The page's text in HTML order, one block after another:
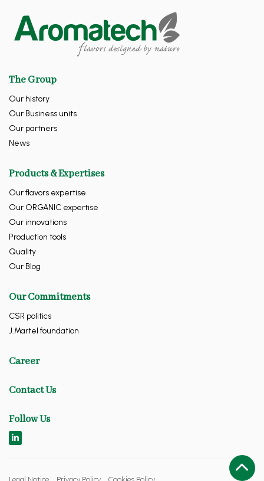
The Group
Our history
Our Business units
Our partners
News
Products & Expertises
Our flavors expertise
Our ORGANIC expertise
Our innovations
Production tools
Quality
Our Blog
Our Commitments
CSR politics
J.Martel foundation
Career
Contact Us
Follow Us